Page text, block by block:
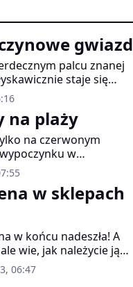
gwiazd
palcu znanej
staje się
a nawet trafia na
czasopism. Zobacz,
wybierają przyszli
na plaży
na czerwonym
w
Berry, Beyoncé i
przykładem! To
salon Bodylook.pl,
marki Opera, do
stylowych i
Którą z nich
w sklepach
w końcu nadeszła! A
wie, jak należycie ją
ponad 100 modeli
o 50% taniej! To
06:47